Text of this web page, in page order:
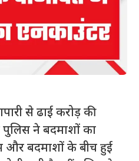
से ढाई करोड़ की
ने बदमाशों का
और बदमाशों के बीच हुई